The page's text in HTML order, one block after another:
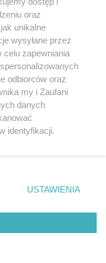
oraz
unikalne
wysyłane przez
celu zapewniania
odbiorców oraz
my i Zaufani
danych
identyfikacji.
prywatności
strony
zgody
się takiemu
zastosowanie tylko
USTAWIENIA